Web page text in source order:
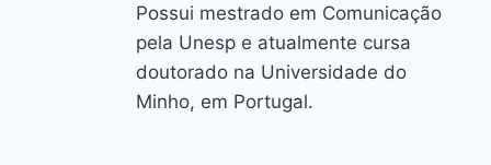
Possui mestrado em Comunicação
pela Unesp e atualmente cursa
doutorado na Universidade do
Minho, em Portugal.